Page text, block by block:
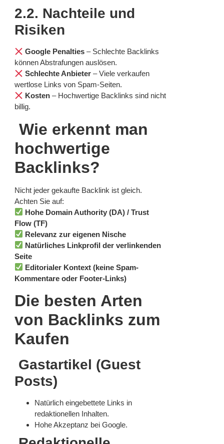
2.2. Nachteile und
Risiken
Google Penalties – Schlechte Backlinks
können Abstrafungen auslösen.
Schlechte Anbieter – Viele verkaufen
wertlose Links von Spam-Seiten.
Kosten – Hochwertige Backlinks sind nicht
billig.
Wie erkennt man
hochwertige
Backlinks?
Nicht jeder gekaufte Backlink ist gleich.
Achten Sie auf:
Hohe Domain Authority (DA) / Trust
Flow (TF)
Relevanz zur eigenen Nische
Natürliches Linkprofil der verlinkenden
Seite
Editorialer Kontext (keine Spam-
Kommentare oder Footer-Links)
Die besten Arten
von Backlinks zum
Kaufen
Gastartikel (Guest
Posts)
Natürlich eingebettete Links in
redaktionellen Inhalten.
Hohe Akzeptanz bei Google.